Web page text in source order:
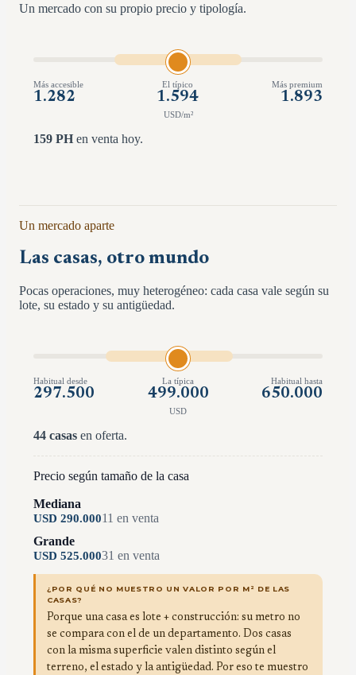
Un mercado con su propio precio y tipología.
Más accesible
1.282
El típico
1.594
Más premium
1.893
USD/m²
159 PH en venta hoy.
Un mercado aparte
Las casas, otro mundo
Pocas operaciones, muy heterogéneo: cada casa vale según su
lote, su estado y su antigüedad.
Habitual desde
297.500
La típica
499.000
Habitual hasta
650.000
USD
44 casas en oferta.
Precio según tamaño de la casa
Mediana
USD 290.00011 en venta
Grande
USD 525.00031 en venta
¿POR QUÉ NO MUESTRO UN VALOR POR M² DE LAS
CASAS?
Porque una casa es lote + construcción: su metro no
se compara con el de un departamento. Dos casas
con la misma superficie valen distinto según el
terreno, el estado y la antigüedad. Por eso te muestro